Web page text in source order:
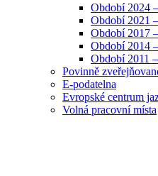
Období 2024
Období 2021
Období 2017
Období 2014
Období 2011
Povinně
E-podatelna
Evropské centrum
Volná pracovní místa